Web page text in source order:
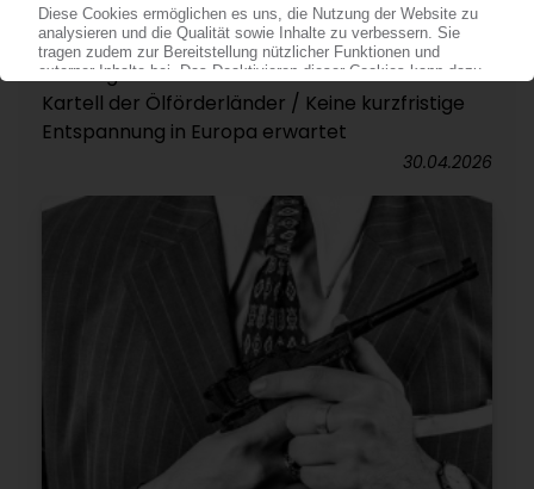
OPEC
Vereinigte Arabische Emirate verlassen das
Kartell der Ölförderländer / Keine kurzfristige
Entspannung in Europa erwartet
30.04.2026